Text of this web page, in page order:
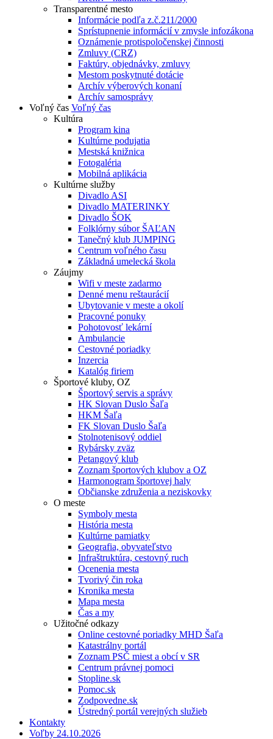
Transparentné mesto
Informácie podľa z.č.211/2000
Sprístupnenie informácií v zmysle infozákona
Oznámenie protispoločenskej činnosti
Zmluvy (CRZ)
Faktúry, objednávky, zmluvy
Mestom poskytnuté dotácie
Archív výberových konaní
Archív samosprávy
Voľný čas Voľný čas
Kultúra
Program kina
Kultúrne podujatia
Mestská knižnica
Fotogaléria
Mobilná aplikácia
Kultúrne služby
Divadlo ASI
Divadlo MATERINKY
Divadlo ŠOK
Folklórny súbor ŠAĽAN
Tanečný klub JUMPING
Centrum voľného času
Základná umelecká škola
Záujmy
Wifi v meste zadarmo
Denné menu reštaurácií
Ubytovanie v meste a okolí
Pracovné ponuky
Pohotovosť lekární
Ambulancie
Cestovné poriadky
Inzercia
Katalóg firiem
Športové kluby, OZ
Športový servis a správy
HK Slovan Duslo Šaľa
HKM Šaľa
FK Slovan Duslo Šaľa
Stolnotenisový oddiel
Rybársky zväz
Petangový klub
Zoznam športových klubov a OZ
Harmonogram športovej haly
Občianske združenia a neziskovky
O meste
Symboly mesta
História mesta
Kultúrne pamiatky
Geografia, obyvateľstvo
Infraštruktúra, cestovný ruch
Ocenenia mesta
Tvorivý čin roka
Kronika mesta
Mapa mesta
Čas a my
Užitočné odkazy
Online cestovné poriadky MHD Šaľa
Katastrálny portál
Zoznam PSČ miest a obcí v SR
Centrum právnej pomoci
Stopline.sk
Pomoc.sk
Zodpovedne.sk
Ústredný portál verejných služieb
Kontakty
Voľby 24.10.2026